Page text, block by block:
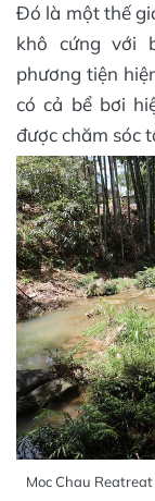
Đó là một thế
khô cứng với
phương tiện
có cả bể bơi
được chăm sóc
Moc Chau